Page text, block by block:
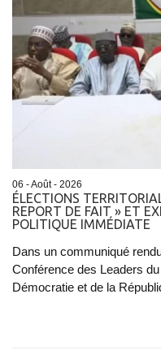
06 - Août - 2026
ÉLECTIONS
REPORT DE FAIT » ET
POLITIQUE IMMÉDIATE
Dans un communiqué
Conférence des Leaders
Démocratie et de la